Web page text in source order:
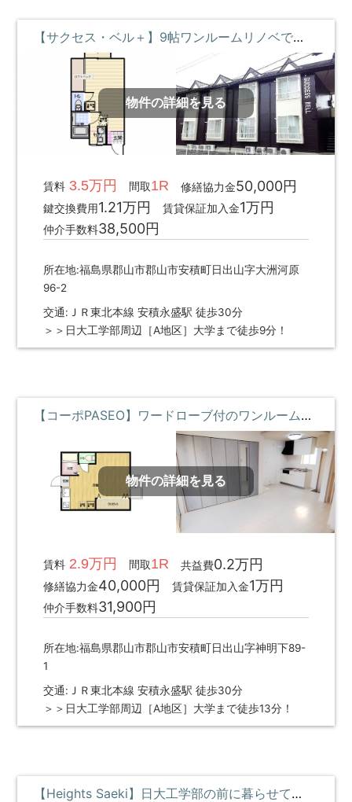
【サクセス・ベル＋】9帖ワンルームリノベで魅力が詰まったお部屋♪ ②階 **即入居募集中**
物件の詳細を見る
賃料3.5万円 間取1R 修繕協力金50,000円
鍵交換費用1.21万円 賃貸保証加入金1万円
仲介手数料38,500円
所在地:福島県郡山市郡山市安積町日出山字大洲河原
96-2
交通:ＪＲ東北本線 安積永盛駅 徒歩30分
＞＞日大工学部周辺［A地区］大学まで徒歩9分！
【コーポPASEO】ワードローブ付のワンルームリノベ物件 **即入居募集中**
物件の詳細を見る
賃料2.9万円 間取1R 共益費0.2万円
修繕協力金40,000円 賃貸保証加入金1万円
仲介手数料31,900円
所在地:福島県郡山市郡山市安積町日出山字神明下89-
1
交通:ＪＲ東北本線 安積永盛駅 徒歩30分
＞＞日大工学部周辺［A地区］大学まで徒歩13分！
【Heights Saeki】日大工学部の前に暮らせて学食でゴハン♪家電付 ①階 **即入居募集中**